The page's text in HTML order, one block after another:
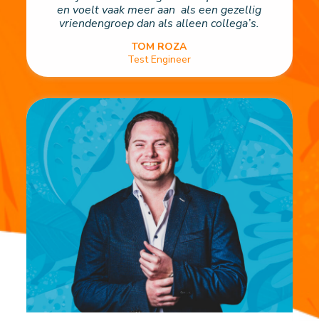
en voelt vaak meer aan als een gezellig
vriendengroep dan als alleen collega’s.
TOM ROZA
Test Engineer